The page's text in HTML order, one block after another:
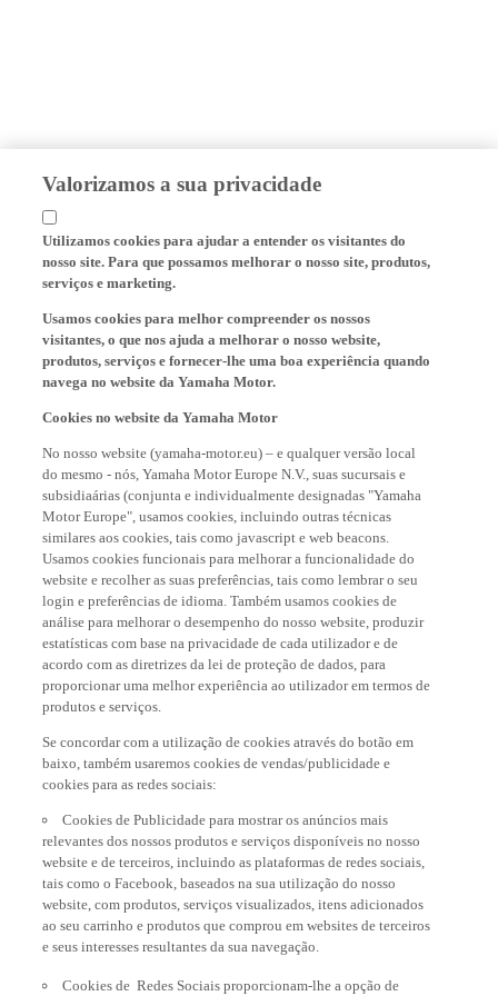
Valorizamos a sua privacidade
Utilizamos cookies para ajudar a entender os visitantes do
nosso site. Para que possamos melhorar o nosso site, produtos,
serviços e marketing.
visitantes, o que nos ajuda a melhorar o nosso website,
produtos, serviços e fornecer-lhe uma boa experiência quando
navega no website da Yamaha Motor.
do mesmo - nós, Yamaha Motor Europe N.V., suas sucursais e
subsidiaárias (conjunta e individualmente designadas "Yamaha
Motor Europe", usamos cookies, incluindo outras técnicas
similares aos cookies, tais como javascript e web beacons.
Usamos cookies funcionais para melhorar a funcionalidade do
website e recolher as suas preferências, tais como lembrar o seu
login e preferências de idioma. Também usamos cookies de
análise para melhorar o desempenho do nosso website, produzir
estatísticas com base na privacidade de cada utilizador e de
acordo com as diretrizes da lei de proteção de dados, para
proporcionar uma melhor experiência ao utilizador em termos de
produtos e serviços.
baixo, também usaremos cookies de vendas/publicidade e
cookies para as redes sociais:
relevantes dos nossos produtos e serviços disponíveis no nosso
website e de terceiros, incluindo as plataformas de redes sociais,
tais como o Facebook, baseados na sua utilização do nosso
website, com produtos, serviços visualizados, itens adicionados
ao seu carrinho e produtos que comprou em websites de terceiros
e seus interesses resultantes da sua navegação.